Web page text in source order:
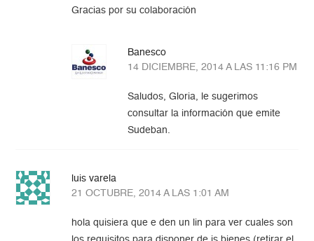
Gracias por su colaboración
Banesco
14 DICIEMBRE, 2014 A LAS 11:16 PM
Saludos, Gloria, le sugerimos
consultar la información que emite
Sudeban.
luis varela
21 OCTUBRE, 2014 A LAS 1:01 AM
hola quisiera que e den un lin para ver cuales son